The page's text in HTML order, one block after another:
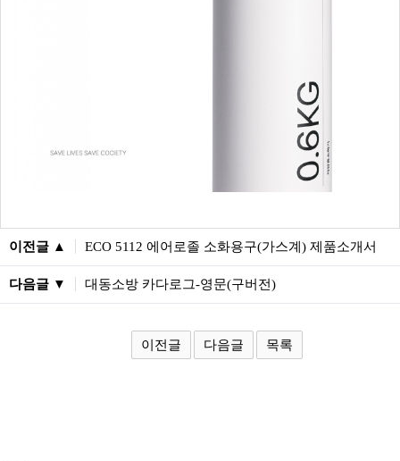
이전글 ▲ ECO 5112 에어로졸 소화용구(가스계) 제품소개서
다음글 ▼ 대동소방 카다로그-영문(구버전)
이전글 다음글 목록